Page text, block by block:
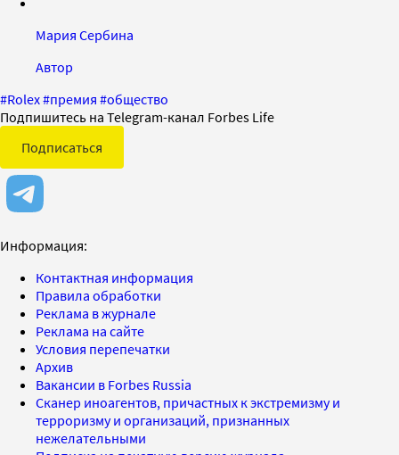
Мария Сербина
Автор
#Rolex#премия #общество
Подпишитесь на Telegram-канал Forbes Life
Подписаться
Информация:
Контактная информация
Правила обработки
Реклама в журнале
Реклама на сайте
Условия перепечатки
Архив
Вакансии в Forbes Russia
Сканер иноагентов, причастных к экстремизму и
терроризму и организаций, признанных
нежелательными